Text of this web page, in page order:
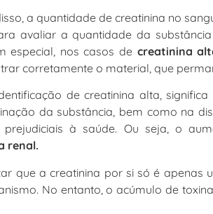
a quantidade de creatinina no
avaliar a quantidade da
especial, nos casos de creatinina
corretamente o material, que
de creatinina alta,
da substância, bem como na
prejudiciais à saúde. Ou seja, o
renal.
que a creatinina por si só é apenas
No entanto, o acúmulo de